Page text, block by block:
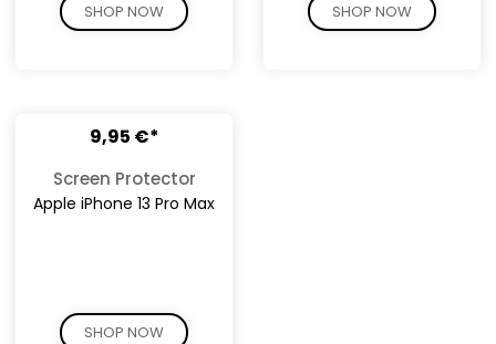
SHOP NOW SHOP NOW
9,95 €*
Screen Protector
Apple iPhone 13 Pro Max
SHOP NOW